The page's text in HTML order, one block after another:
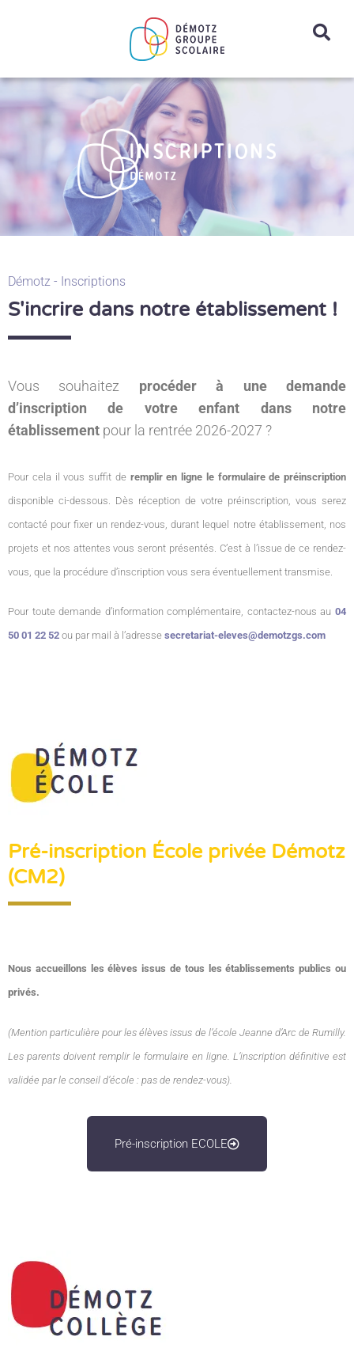
Démotz - Inscriptions
S'incrire dans notre établissement !
Vous souhaitez procéder à une demande
d’inscription de votre enfant dans notre
établissement pour la rentrée 2026-2027 ?
Pour cela il vous suffit de remplir en ligne le formulaire de préinscription
disponible ci-dessous. Dès réception de votre préinscription, vous serez
contacté pour fixer un rendez-vous, durant lequel notre établissement, nos
projets et nos attentes vous seront présentés. C’est à l’issue de ce rendez-
vous, que la procédure d’inscription vous sera éventuellement transmise.
Pour toute demande d’information complémentaire, contactez-nous au 04
50 01 22 52 ou par mail à l’adresse secretariat-eleves@demotzgs.com
Pré-inscription École privée Démotz
(CM2)
Nous accueillons les élèves issus de tous les établissements publics ou
privés.
(Mention particulière pour les élèves issus de l’école Jeanne d’Arc de Rumilly.
Les parents doivent remplir le formulaire en ligne. L’inscription définitive est
validée par le conseil d’école : pas de rendez-vous).
Pré-inscription ECOLE